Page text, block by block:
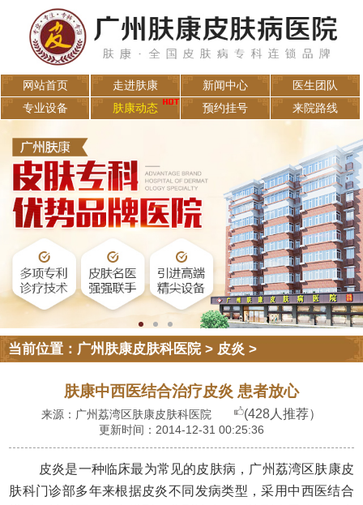
网站首页 走进肤康 新闻中心
医生团队
专业设备
肤康动态 预约挂号 来院路线
当前位置： 广州肤康皮肤科医院> 皮炎 >
肤康中西医结合治疗皮炎 患者放心
来源：广州荔湾区肤康皮肤科医院 (428人推荐）
更新时间：2014-12-31 00:25:36
皮炎是一种临床最为常见的皮肤病，广州荔湾区肤康皮
肤科门诊部多年来根据皮炎不同发病类型，采用中西医结合